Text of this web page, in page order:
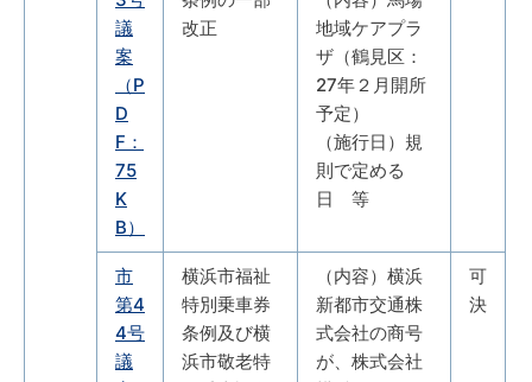
議
案
（P
D
F：
75
K
B）
改正
地域ケアプラ
ザ（鶴見区：
27年２月開所
予定）
（施行日）規
則で定める
日 等
市
第4
4号
議
横浜市福祉
特別乗車券
条例及び横
浜市敬老特
（内容）横浜
新都市交通株
式会社の商号
が、株式会社
可
決